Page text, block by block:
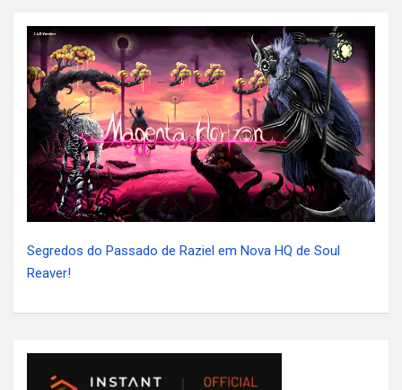
Segredos do Passado de Raziel em Nova HQ de Soul
Reaver!